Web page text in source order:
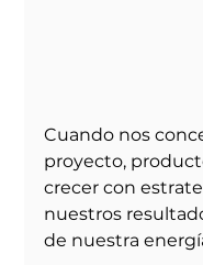
Cuando nos
proyecto,
crecer con
nuestros
de nuestra